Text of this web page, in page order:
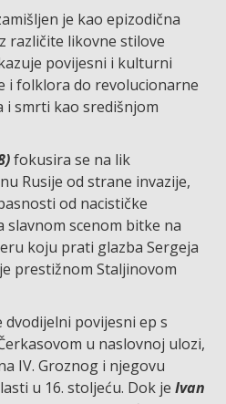
je kao epizodična
različite likovne stilove
povijesni i kulturni
i folklora do revolucionarne
i smrti kao središnjom
fokusira se na lik
Rusije od strane invazije,
od nacističke
slavnom scenom bitke na
koju prati glazba Sergeja
prestižnom Staljinovom
povijesni ep s
u naslovnoj ulozi,
IV. Groznog i njegovu
u 16. stoljeću. Dok je Ivan